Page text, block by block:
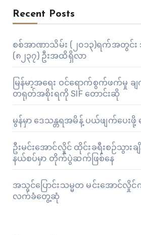
Recent Posts
စစ်အာဏာသိမ်း (၂၀၁၃)ရက်အတွင်
(၈၂၃၇) ဦးအထိရှိလာ
မြန်မာ့အရေး ဝင်ရောက်စွက်ဖက်မှု ခ
တရုတ်အစိုးရကို SIF တောင်းဆို
မွန်မှာ ဒေသန္တရအမိန့် ပယ်ဖျက်ပေး
ဦးမင်းအောင်လှိုင် ထိုင်းခရီးစဉ်သွားချိ
နယ်စပ်မှာ တိုက်ပွဲဆက်ဖြစ်နေ
အသွင်ပြောင်းသမ္မတ မင်းအောင်လှိုင်
လက်ခံတွေ့ဆုံ